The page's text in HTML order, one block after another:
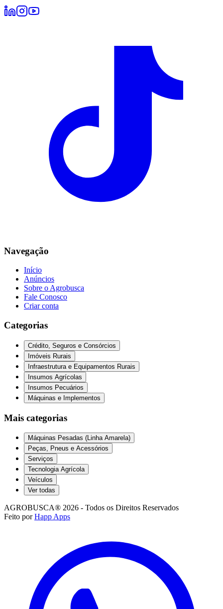
Navegação
Início
Anúncios
Sobre o Agrobusca
Fale Conosco
Criar conta
Categorias
Crédito, Seguros e Consórcios
Imóveis Rurais
Infraestrutura e Equipamentos Rurais
Insumos Agrícolas
Insumos Pecuários
Máquinas e Implementos
Mais categorias
Máquinas Pesadas (Linha Amarela)
Peças, Pneus e Acessórios
Serviços
Tecnologia Agrícola
Veículos
Ver todas
AGROBUSCA® 2026 - Todos os Direitos Reservados
Feito por Happ Apps